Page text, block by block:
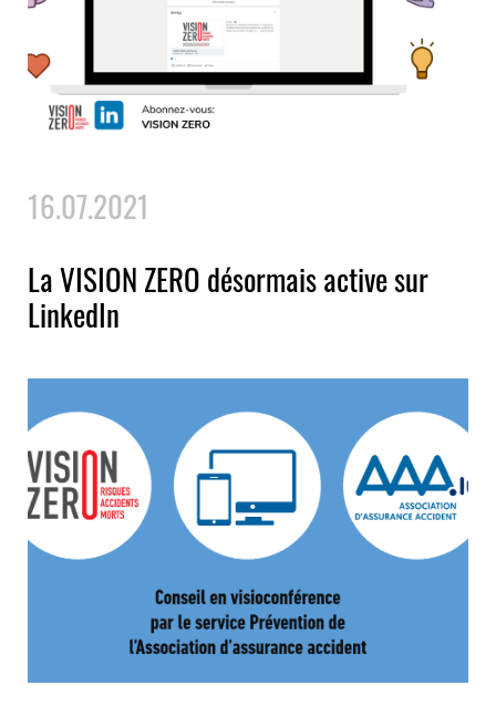
16.07.2021
La VISION ZERO désormais active sur
LinkedIn